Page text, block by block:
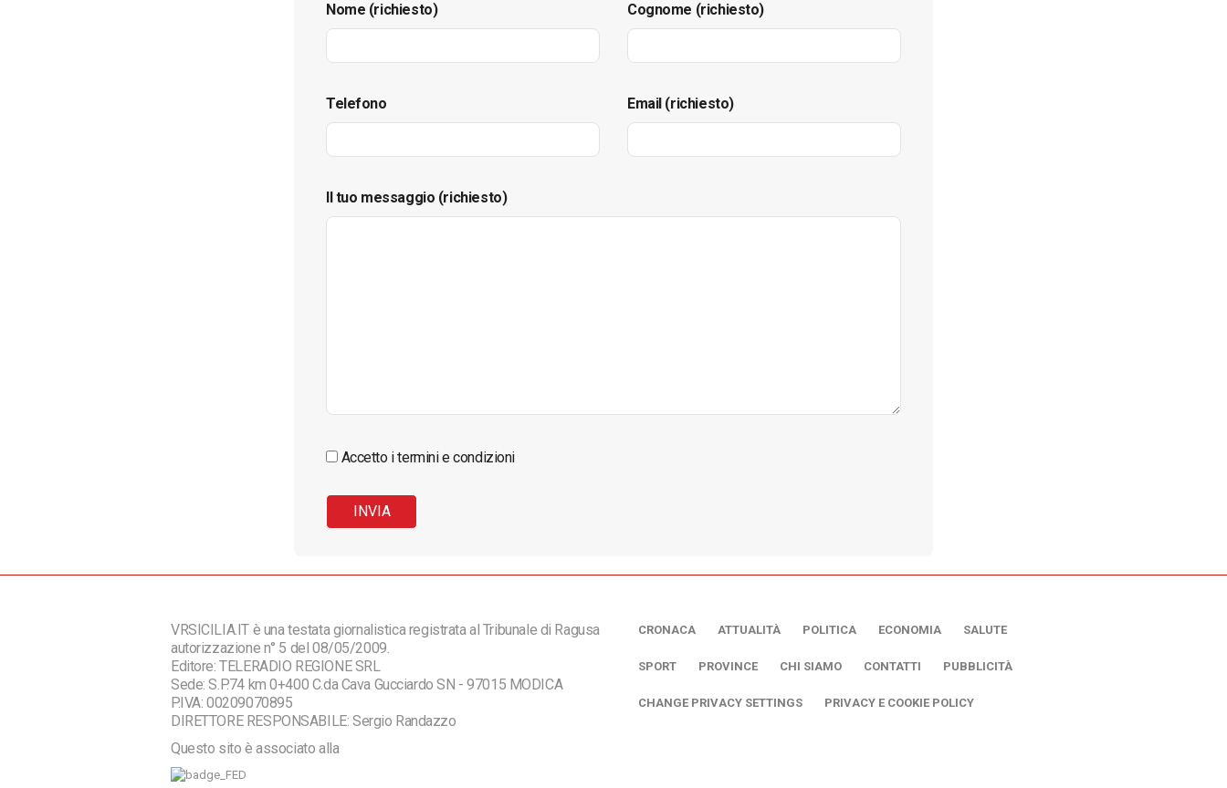
Nome (richiesto) Cognome (richiesto)
Telefono Email (richiesto)
Il tuo messaggio (richiesto)
Accetto i termini e condizioni
VRSICILIA.IT è una testata giornalistica registrata al Tribunale di Ragusa
autorizzazione n° 5 del 08/05/2009.
Editore: TELERADIO REGIONE SRL
Sede: S.P.74 km 0+400 C.da Cava Gucciardo SN - 97015 MODICA
P.IVA: 00209070895
DIRETTORE RESPONSABILE: Sergio Randazzo
Questo sito è associato alla
CRONACA ATTUALITÀ POLITICA ECONOMIA SALUTE
SPORT PROVINCE CHI SIAMO CONTATTI PUBBLICITÀ
CHANGE PRIVACY SETTINGS PRIVACY E COOKIE POLICY